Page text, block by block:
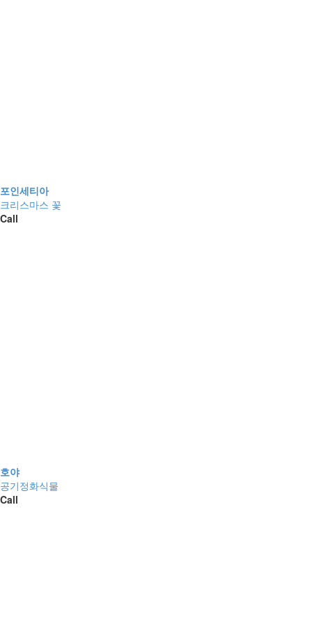
포인세티아
크리스마스 꽃
Call
호야
공기정화식물
Call